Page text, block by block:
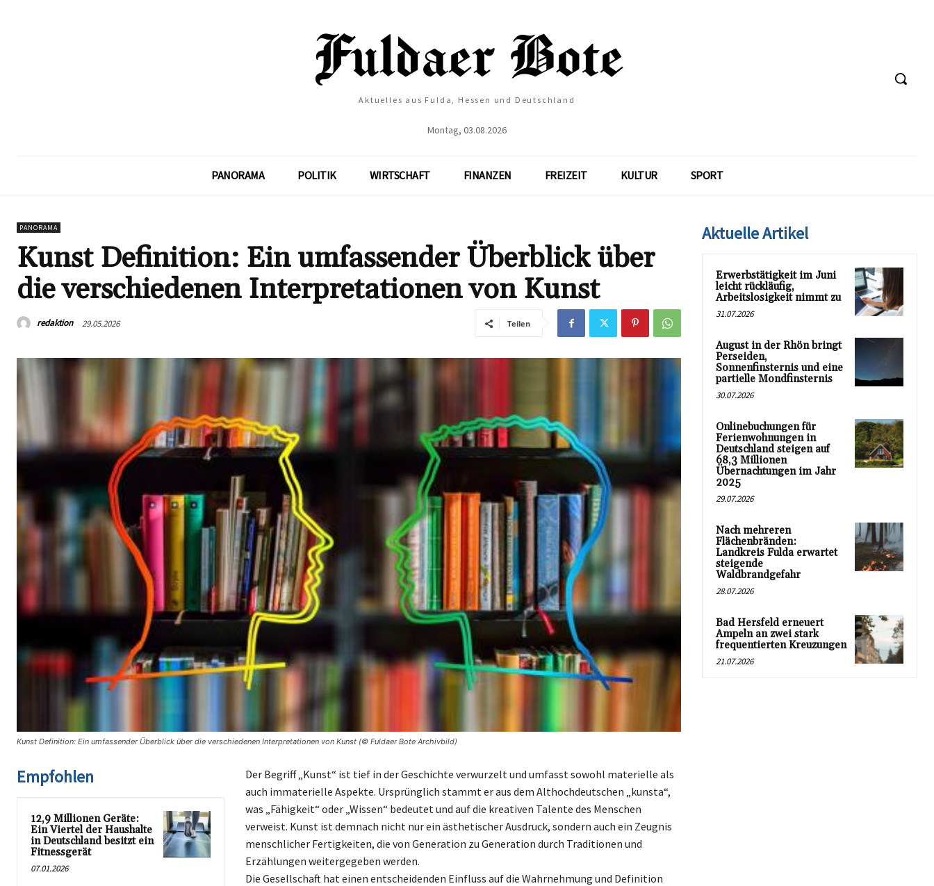
Aktuelles aus Fulda, Hessen und Deutschland
Montag, 03.08.2026
PANORAMA POLITIK WIRTSCHAFT FINANZEN FREIZEIT KULTUR SPORT
PANORAMA
Kunst Definition: Ein umfassender Überblick über
die verschiedenen Interpretationen von Kunst
redaktion 29.05.2026 Teilen
Kunst Definition: Ein umfassender Überblick über die verschiedenen Interpretationen von Kunst (© Fuldaer Bote Archivbild)
Empfohlen
12,9 Millionen Geräte:
Ein Viertel der Haushalte
in Deutschland besitzt ein
Fitnessgerät
07.01.2026
Der Begriff „Kunst“ ist tief in der Geschichte verwurzelt und umfasst sowohl materielle als
auch immaterielle Aspekte. Ursprünglich stammt er aus dem Althochdeutschen „kunsta“,
was „Fähigkeit“ oder „Wissen“ bedeutet und auf die kreativen Talente des Menschen
verweist. Kunst ist demnach nicht nur ein ästhetischer Ausdruck, sondern auch ein Zeugnis
menschlicher Fertigkeiten, die von Generation zu Generation durch Traditionen und
Erzählungen weitergegeben werden.
Die Gesellschaft hat einen entscheidenden Einfluss auf die Wahrnehmung und Definition
Aktuelle Artikel
Erwerbstätigkeit im Juni
leicht rückläufig,
Arbeitslosigkeit nimmt zu
31.07.2026
August in der Rhön bringt
Perseiden,
Sonnenfinsternis und eine
partielle Mondfinsternis
30.07.2026
Onlinebuchungen für
Ferienwohnungen in
Deutschland steigen auf
68,3 Millionen
Übernachtungen im Jahr
2025
29.07.2026
Nach mehreren
Flächenbränden:
Landkreis Fulda erwartet
steigende
Waldbrandgefahr
28.07.2026
Bad Hersfeld erneuert
Ampeln an zwei stark
frequentierten Kreuzungen
21.07.2026